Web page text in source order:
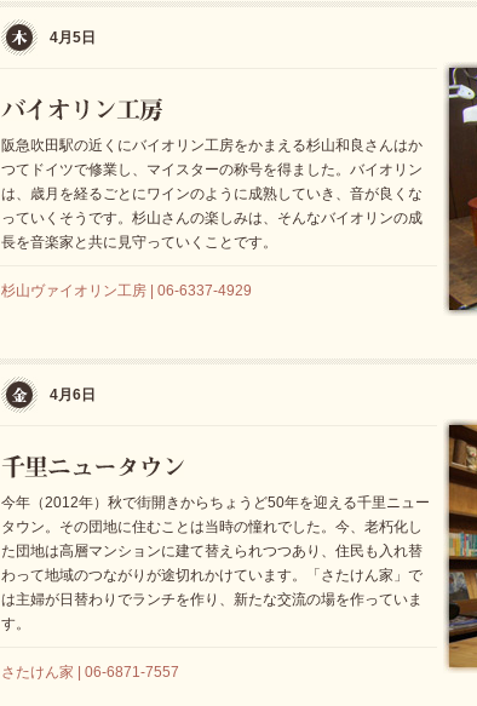
4月5日
阪急吹田駅の近くにバイオリン工房をかまえる杉山和良さんはか
つてドイツで修業し、マイスターの称号を得ました。バイオリン
は、歳月を経るごとにワインのように成熟していき、音が良くな
っていくそうです。杉山さんの楽しみは、そんなバイオリンの成
長を音楽家と共に見守っていくことです。
杉山ヴァイオリン工房 | 06-6337-4929
4月6日
今年（2012年）秋で街開きからちょうど50年を迎える千里ニュー
タウン。その団地に住むことは当時の憧れでした。今、老朽化し
た団地は高層マンションに建て替えられつつあり、住民も入れ替
わって地域のつながりが途切れかけています。「さたけん家」で
は主婦が日替わりでランチを作り、新たな交流の場を作っていま
す。
さたけん家 | 06-6871-7557